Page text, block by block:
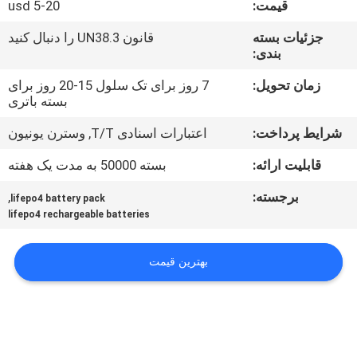
کارخانه
کنترل
بگیرید
قیمت:
usd 5-20
جزئیات بسته
بندی:
قانون UN38.3 را دنبال کنید
زمان تحویل:
7 روز برای تک سلول 15-20 روز برای
بسته باتری
شرایط پرداخت:
اعتبارات اسنادی T/T, وسترن یونیون
قابلیت ارائه:
بسته 50000 به مدت یک هفته
برجسته:
lifepo4 battery pack
,
lifepo4 rechargeable batteries
بهترین قیمت